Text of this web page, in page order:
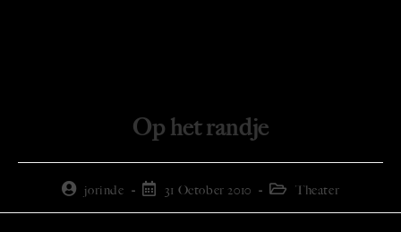
Op het randje
jorinde 31 October 2010 Theater